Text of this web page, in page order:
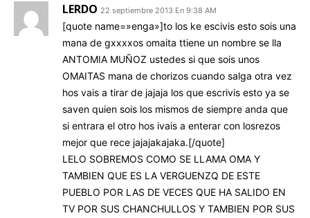
LERDO 22 septiembre 2013 En 9:38 AM
[quote name=»enga»]to los ke escivis esto sois una
mana de gxxxxos omaita ttiene un nombre se lla
ANTOMIA MUÑOZ ustedes si que sois unos
OMAITAS mana de chorizos cuando salga otra vez
hos vais a tirar de jajaja los que escrivis esto ya se
saven quien sois los mismos de siempre anda que
si entrara el otro hos ivais a enterar con losrezos
mejor que rece jajajakajaka.[/quote]
LELO SOBREMOS COMO SE LLAMA OMA Y
TAMBIEN QUE ES LA VERGUENZQ DE ESTE
PUEBLO POR LAS DE VECES QUE HA SALIDO EN
TV POR SUS CHANCHULLOS Y TAMBIEN POR SUS